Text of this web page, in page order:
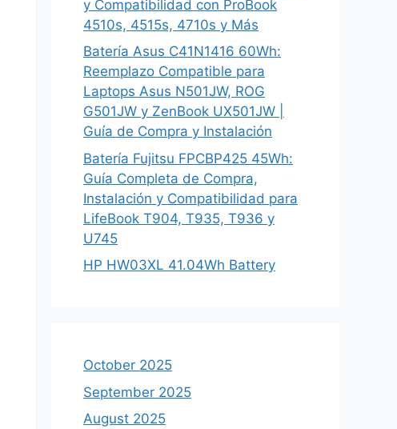
y Compatibilidad con ProBook
4510s, 4515s, 4710s y Más
Batería Asus C41N1416 60Wh:
Reemplazo Compatible para
Laptops Asus N501JW, ROG
G501JW y ZenBook UX501JW |
Guía de Compra y Instalación
Batería Fujitsu FPCBP425 45Wh:
Guía Completa de Compra,
Instalación y Compatibilidad para
LifeBook T904, T935, T936 y
U745
HP HW03XL 41.04Wh Battery
October 2025
September 2025
August 2025